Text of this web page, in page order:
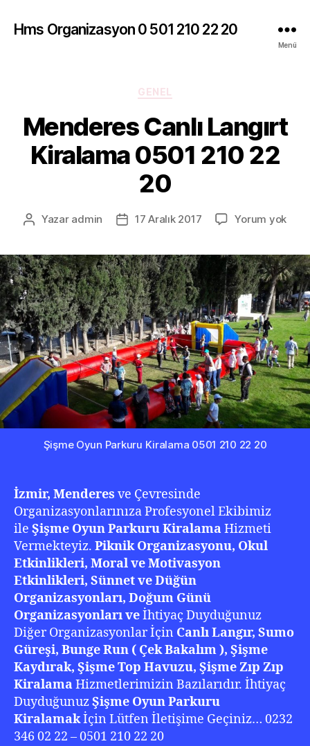
Hms Organizasyon 0 501 210 22 20
Menü
Kategoriler
GENEL
Menderes Canlı Langırt
Kiralama 0501 210 22
20
Yazının
Yazar admin
Yazı17 Aralık 2017 Yorum yok
210
22
20
Şişme Oyun Parkuru Kiralama 0501 210 22 20
İzmir, Menderes ve Çevresinde
Organizasyonlarınıza Profesyonel Ekibimiz
ile Şişme Oyun Parkuru KiralamaHizmeti
Vermekteyiz. Piknik Organizasyonu, Okul
Etkinlikleri, Moral ve Motivasyon
Etkinlikleri, Sünnet ve Düğün
Organizasyonları, Doğum Günü
Organizasyonları veİhtiyaç Duyduğunuz
Diğer Organizasyonlar İçin Canlı Langır, Sumo
Güreşi, Bunge Run ( Çek Bakalım ), Şişme
Kaydırak, Şişme Top Havuzu, Şişme Zıp Zıp
KiralamaHizmetlerimizin Bazılarıdır. İhtiyaç
DuyduğunuzŞişme Oyun Parkuru
Kiralamakİçin Lütfen İletişime Geçiniz… 0232
346 02 22 – 0501 210 22 20